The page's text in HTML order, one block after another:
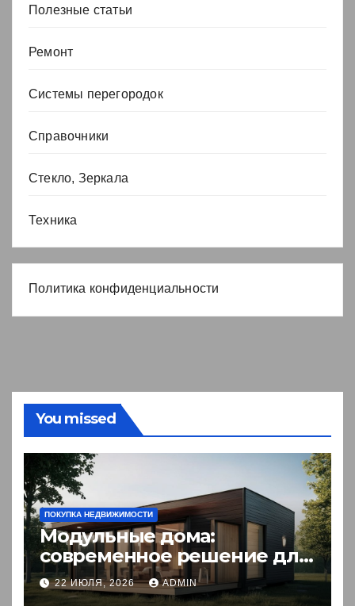
Полезные статьи
Ремонт
Системы перегородок
Справочники
Стекло, Зеркала
Техника
Политика конфиденциальности
You missed
ПОКУПКА НЕДВИЖИМОСТИ
Модульные дома:
современное решение для
комфортного житья
22 ИЮЛЯ, 2026 ADMIN